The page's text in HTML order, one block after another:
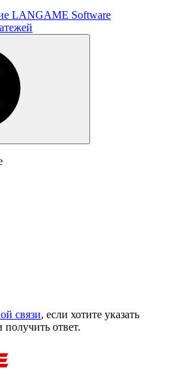
LANGAME Software
связи, если хотите указать
ответ.